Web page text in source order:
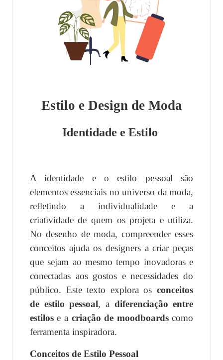
Estilo e Design de Moda
Identidade e Estilo
A identidade e o estilo pessoal são
elementos essenciais no universo da moda,
refletindo a individualidade e a
criatividade de quem os projeta e utiliza.
No desenho de moda, compreender esses
conceitos ajuda os designers a criar peças
que sejam ao mesmo tempo inovadoras e
conectadas aos gostos e necessidades do
público. Este texto explora osconceitos
de estilo pessoal, a diferenciação entre
estilose a criação de moodboardscomo
ferramenta inspiradora.
Conceitos de Estilo Pessoal